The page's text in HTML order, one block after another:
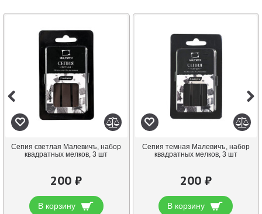
Сепия светлая Малевичъ, набор
квадратных мелков, 3 шт
200 ₽
В корзину
Сепия темная Малевичъ, набор
квадратных мелков, 3 шт
200 ₽
В корзину